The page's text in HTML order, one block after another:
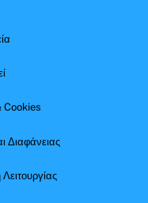
Cookies
Διαφάνειας